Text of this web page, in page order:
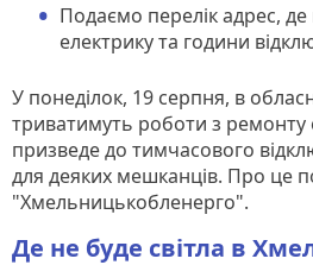
Подаємо перелік адрес,
електрику та години
У понеділок, 19 серпня, в
триватимуть роботи з
призведе до тимчасового
для деяких мешканців. Про це
"Хмельницькобленерго".
Де не буде світла в